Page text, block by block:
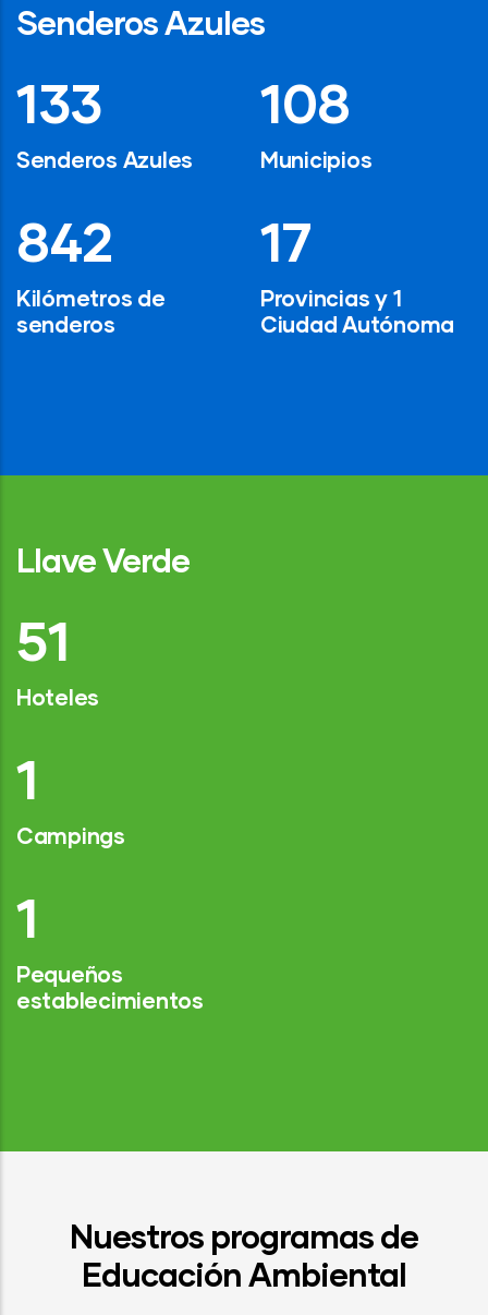
Senderos Azules
194
Senderos Azules
1,200
Kilómetros de
senderos
154
Municipios
24
Provincias y 1
Ciudad Autónoma
Llave Verde
75
Hoteles
2
Campings
1
Pequeños
establecimientos
Nuestros programas de
Educación Ambiental